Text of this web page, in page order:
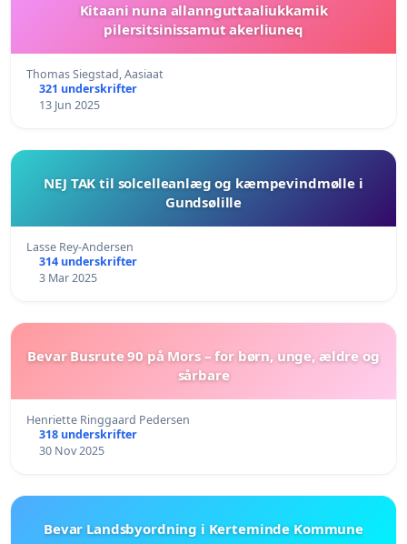
Kitaani nuna allannguttaaliukkamik
pilersitsinissamut akerliuneq
Thomas Siegstad, Aasiaat
321 underskrifter
13 Jun 2025
NEJ TAK til solcelleanlæg og kæmpevindmølle i
Gundsølille
Lasse Rey-Andersen
314 underskrifter
3 Mar 2025
Bevar Busrute 90 på Mors – for børn, unge, ældre og
sårbare
Henriette Ringgaard Pedersen
318 underskrifter
30 Nov 2025
Bevar Landsbyordning i Kerteminde Kommune